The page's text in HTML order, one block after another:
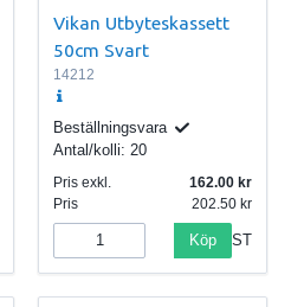
Vikan Utbyteskassett
50cm Svart
14212
Beställningsvara
Antal/kolli: 20
Pris exkl.
162.00
Pris
202.50
Köp ST